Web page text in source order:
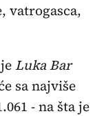
vatrogasca,
Luka Bar
sa najviše
- na šta je